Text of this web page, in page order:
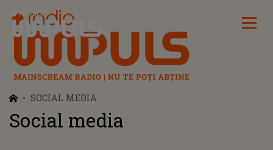
Radio Impuls
SOCIAL MEDIA
Social media